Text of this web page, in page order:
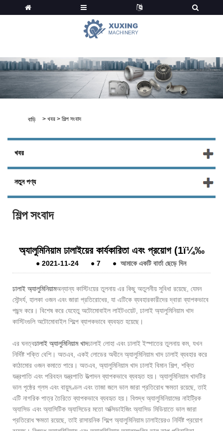
বাড়ি > খবর > শিল্প সংবাদ
খবর
নতুন পণ্য
শিল্প সংবাদ
অ্যালুমিনিয়াম ঢালাইয়ের কার্যকারিতা এবং প্রয়োগ (1ï¼‰
●2021-11-24 ●7 ● আমাকে একটি বার্তা ছেড়ে দিন
ঢালাই অ্যালুমিনিয়ামঅন্যান্য কাস্টিংয়ের তুলনায় এর কিছু অতুলনীয় সুবিধা রয়েছে, যেমন
সৌন্দর্য, হালকা ওজন এবং জারা প্রতিরোধের, যা এটিকে ব্যবহারকারীদের দ্বারা ব্যাপকভাবে
পছন্দ করে। বিশেষ করে যেহেতু অটোমোবাইল লাইটওয়েট, ঢালাই অ্যালুমিনিয়াম খাদ
কাস্টিংগুলি অটোমোবাইল শিল্পে ব্যাপকভাবে ব্যবহৃত হয়েছে।
এর ঘনত্বঢালাই অ্যালুমিনিয়াম খাদঢালাই লোহা এবং ঢালাই ইস্পাতের তুলনায় কম, যখন
নির্দিষ্ট শক্তি বেশি। অতএব, একই লোডের অধীনে অ্যালুমিনিয়াম খাদ ঢালাই ব্যবহার করে
কাঠামোর ওজন কমাতে পারে। অতএব, অ্যালুমিনিয়াম খাদ ঢালাই বিমান শিল্প, শক্তি
যন্ত্রপাতি এবং পরিবহন যন্ত্রপাতি উত্পাদন ব্যাপকভাবে ব্যবহৃত হয়। অ্যালুমিনিয়াম খাদটির
ভাল পৃষ্ঠের গ্লস এবং বায়ুমণ্ডল এবং তাজা জলে ভাল জারা প্রতিরোধ ক্ষমতা রয়েছে, তাই
এটি নাগরিক পাত্র তৈরিতে ব্যাপকভাবে ব্যবহৃত হয়। বিশুদ্ধ অ্যালুমিনিয়ামের নাইট্রিক
অ্যাসিড এবং অ্যাসিটিক অ্যাসিডের মতো অক্সিডাইজিং অ্যাসিড মিডিয়াতে ভাল জারা
প্রতিরোধ ক্ষমতা রয়েছে, তাই রাসায়নিক শিল্পে অ্যালুমিনিয়াম ঢালাইয়েরও নির্দিষ্ট প্রয়োগ